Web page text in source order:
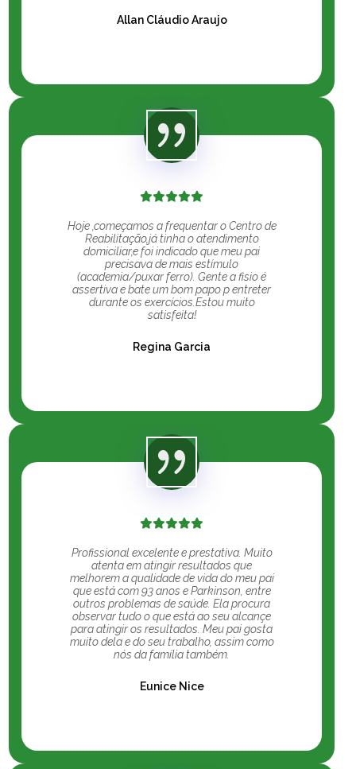
Allan Cláudio Araujo
Hoje ,começamos a frequentar o Centro de
Reabilitação,já tinha o atendimento
domiciliar,e foi indicado que meu pai
precisava de mais estímulo
(academia/puxar ferro). Gente a fisio é
assertiva e bate um bom papo p entreter
durante os exercícios.Estou muito
satisfeita!
Regina Garcia
Profissional excelente e prestativa. Muito
atenta em atingir resultados que
melhorem a qualidade de vida do meu pai
que está com 93 anos e Parkinson, entre
outros problemas de saúde. Ela procura
observar tudo o que está ao seu alcançe
para atingir os resultados. Meu pai gosta
muito dela e do seu trabalho, assim como
nós da família também.
Eunice Nice